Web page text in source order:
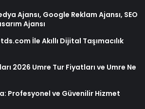
Ajansı, Google Reklam Ajansı, SEO
Ajansı
İle Akıllı Dijital Taşımacılık
2026 Umre Tur Fiyatları ve Umre Ne
Profesyonel ve Güvenilir Hizmet